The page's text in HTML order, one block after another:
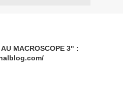
MACROSCOPE 3" :